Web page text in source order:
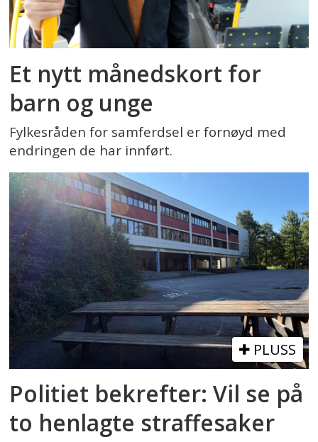
Et nytt månedskort for
barn og unge
Fylkesråden for samferdsel er fornøyd med
endringen de har innført.
PLUSS
Politiet bekrefter: Vil se på
to henlagte straffesaker